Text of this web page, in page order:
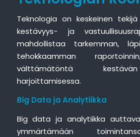
Teknologia on keskeinen
kestävyys- ja
mahdollistaa tarkemman,
tehokkaamman
välttämätöntä
harjoittamisessa.
Big Data ja Analytiikka
Big data ja analytiikka
ymmärtämään